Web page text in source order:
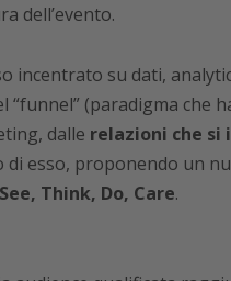
dell’evento.
incentrato su dati,
“funnel” (paradigma che
dalle relazioni che si
di esso, proponendo un
See, Think, Do, Care.